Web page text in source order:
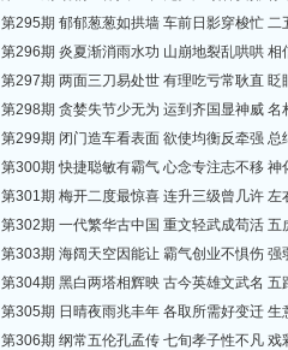
第295期 郁郁葱葱如拱墙 车前日影穿梭忙
第296期 炎夏渐消雨水功 山崩地裂乱哄哄
第297期 两面三刀易处世 有理吃亏常耿直
第298期 贪婪失节少无为 运到齐国显神威
第299期 闭门造车看表面 欲使均衡反牵强
第300期 快捷聪敏有霸气 心念专注志不移
第301期 梅开二度最惊喜 连升三级曾几许
第302期 一代繁华古中国 重文轻武成苟活
第303期 海阔天空因能让 霸气创业不惧伤
第304期 黑白两塔相辉映 古今英雄文武名
第305期 日晴夜雨兆丰年 各取所需好变迁
第306期 纲常五伦孔孟传 七旬孝子性不凡